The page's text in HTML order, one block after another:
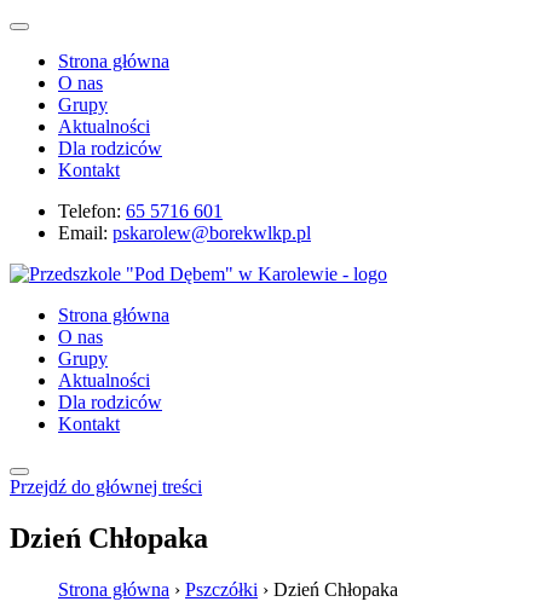
Strona główna
O nas
Grupy
Aktualności
Dla rodziców
Kontakt
Telefon: 65 5716 601
Email: pskarolew@borekwlkp.pl
Strona główna
O nas
Grupy
Aktualności
Dla rodziców
Kontakt
Przejdź do głównej treści
Dzień Chłopaka
Strona główna › Pszczółki › Dzień Chłopaka